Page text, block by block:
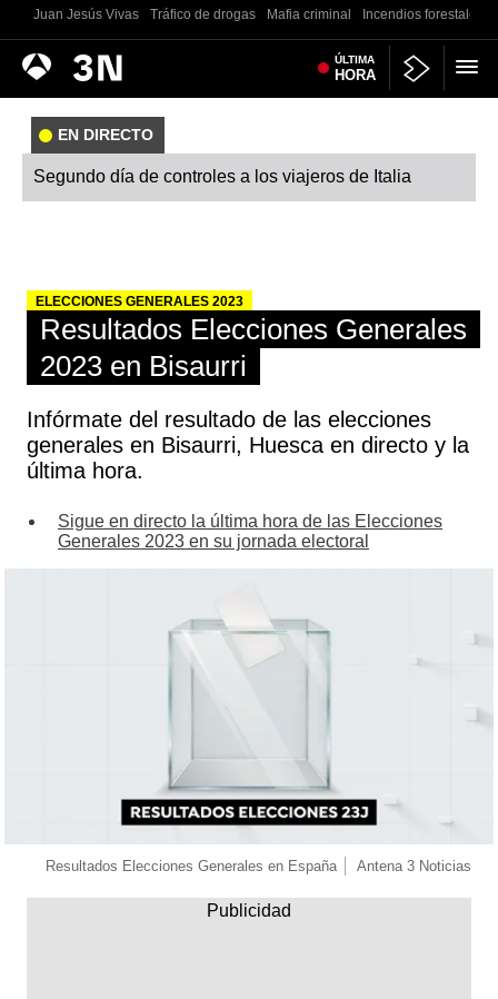
Juan Jesús Vivas Tráfico de drogas Mafia criminal Incendios forestales
Antena
3
Noticias ÚLTIMA
HORA
EN DIRECTO
Segundo día de controles a los viajeros de Italia
ELECCIONES GENERALES 2023
Resultados Elecciones Generales
2023 en Bisaurri
Infórmate del resultado de las elecciones
generales en Bisaurri, Huesca en directo y la
última hora.
Sigue en directo la última hora de las Elecciones
Generales 2023 en su jornada electoral
Resultados Elecciones Generales en España Antena 3 Noticias